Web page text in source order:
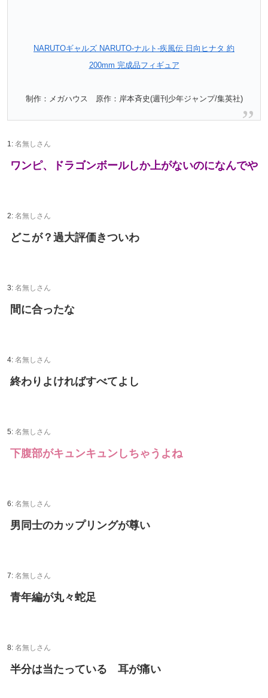
NARUTOギャルズ NARUTO‐ナルト‐疾風伝 日向ヒナタ 約
200mm 完成品フィギュア
制作：メガハウス 原作：岸本斉史(週刊少年ジャンプ/集英社)
1: 名無しさん
ワンピ、ドラゴンボールしか上がないのになんでや
2: 名無しさん
どこが？過大評価きついわ
3: 名無しさん
間に合ったな
4: 名無しさん
終わりよければすべてよし
5: 名無しさん
下腹部がキュンキュンしちゃうよね
6: 名無しさん
男同士のカップリングが尊い
7: 名無しさん
青年編が丸々蛇足
8: 名無しさん
半分は当たっている 耳が痛い